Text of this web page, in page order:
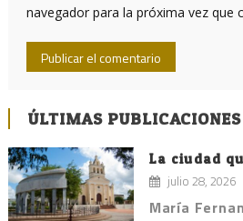
navegador para la próxima vez que
ÚLTIMAS PUBLICACIONES
La ciudad
julio 28, 2026
María